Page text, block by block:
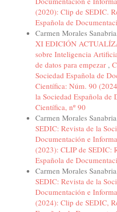
(2020): Clip de SEDIC.
Española de
Carmen Morales
XI EDICIÓN
sobre Inteligencia
de datos para empezar ,
Sociedad Española de
Científica: Núm. 90
la Sociedad Española de
Científica, nº 90
Carmen Morales Sanabria,
SEDIC: Revista de la
Documentación e
(2023): CLIP de SEDIC:
Española de
Carmen Morales Sanabria,
SEDIC: Revista de la
Documentación e
(2024): Clip de SEDIC,